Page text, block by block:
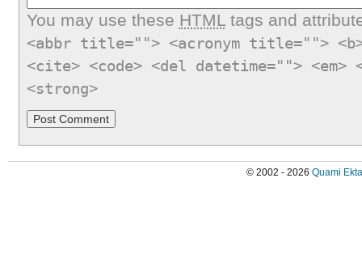
You may use these HTMLtags and
<abbr title=""> <acronym title="">
<cite> <code> <del datetime="">
<strong>
© 2002 - 2026 Quami